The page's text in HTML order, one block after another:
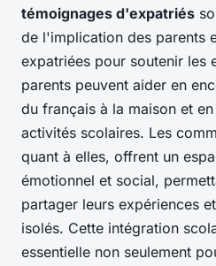
témoignages d'expatriés
de l'implication des parents
expatriées pour soutenir les
parents peuvent aider en
du français à la maison et
activités scolaires. Les
quant à elles, offrent un
émotionnel et social,
partager leurs expériences
isolés. Cette intégration
essentielle non seulement